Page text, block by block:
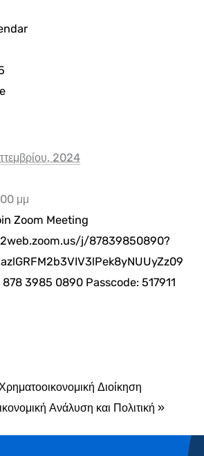
2024
μμ
Zoom Meeting
j/87839850890?
3985 0890 Passcode: 517911
Διοίκηση
Ανάλυση και Πολιτική »